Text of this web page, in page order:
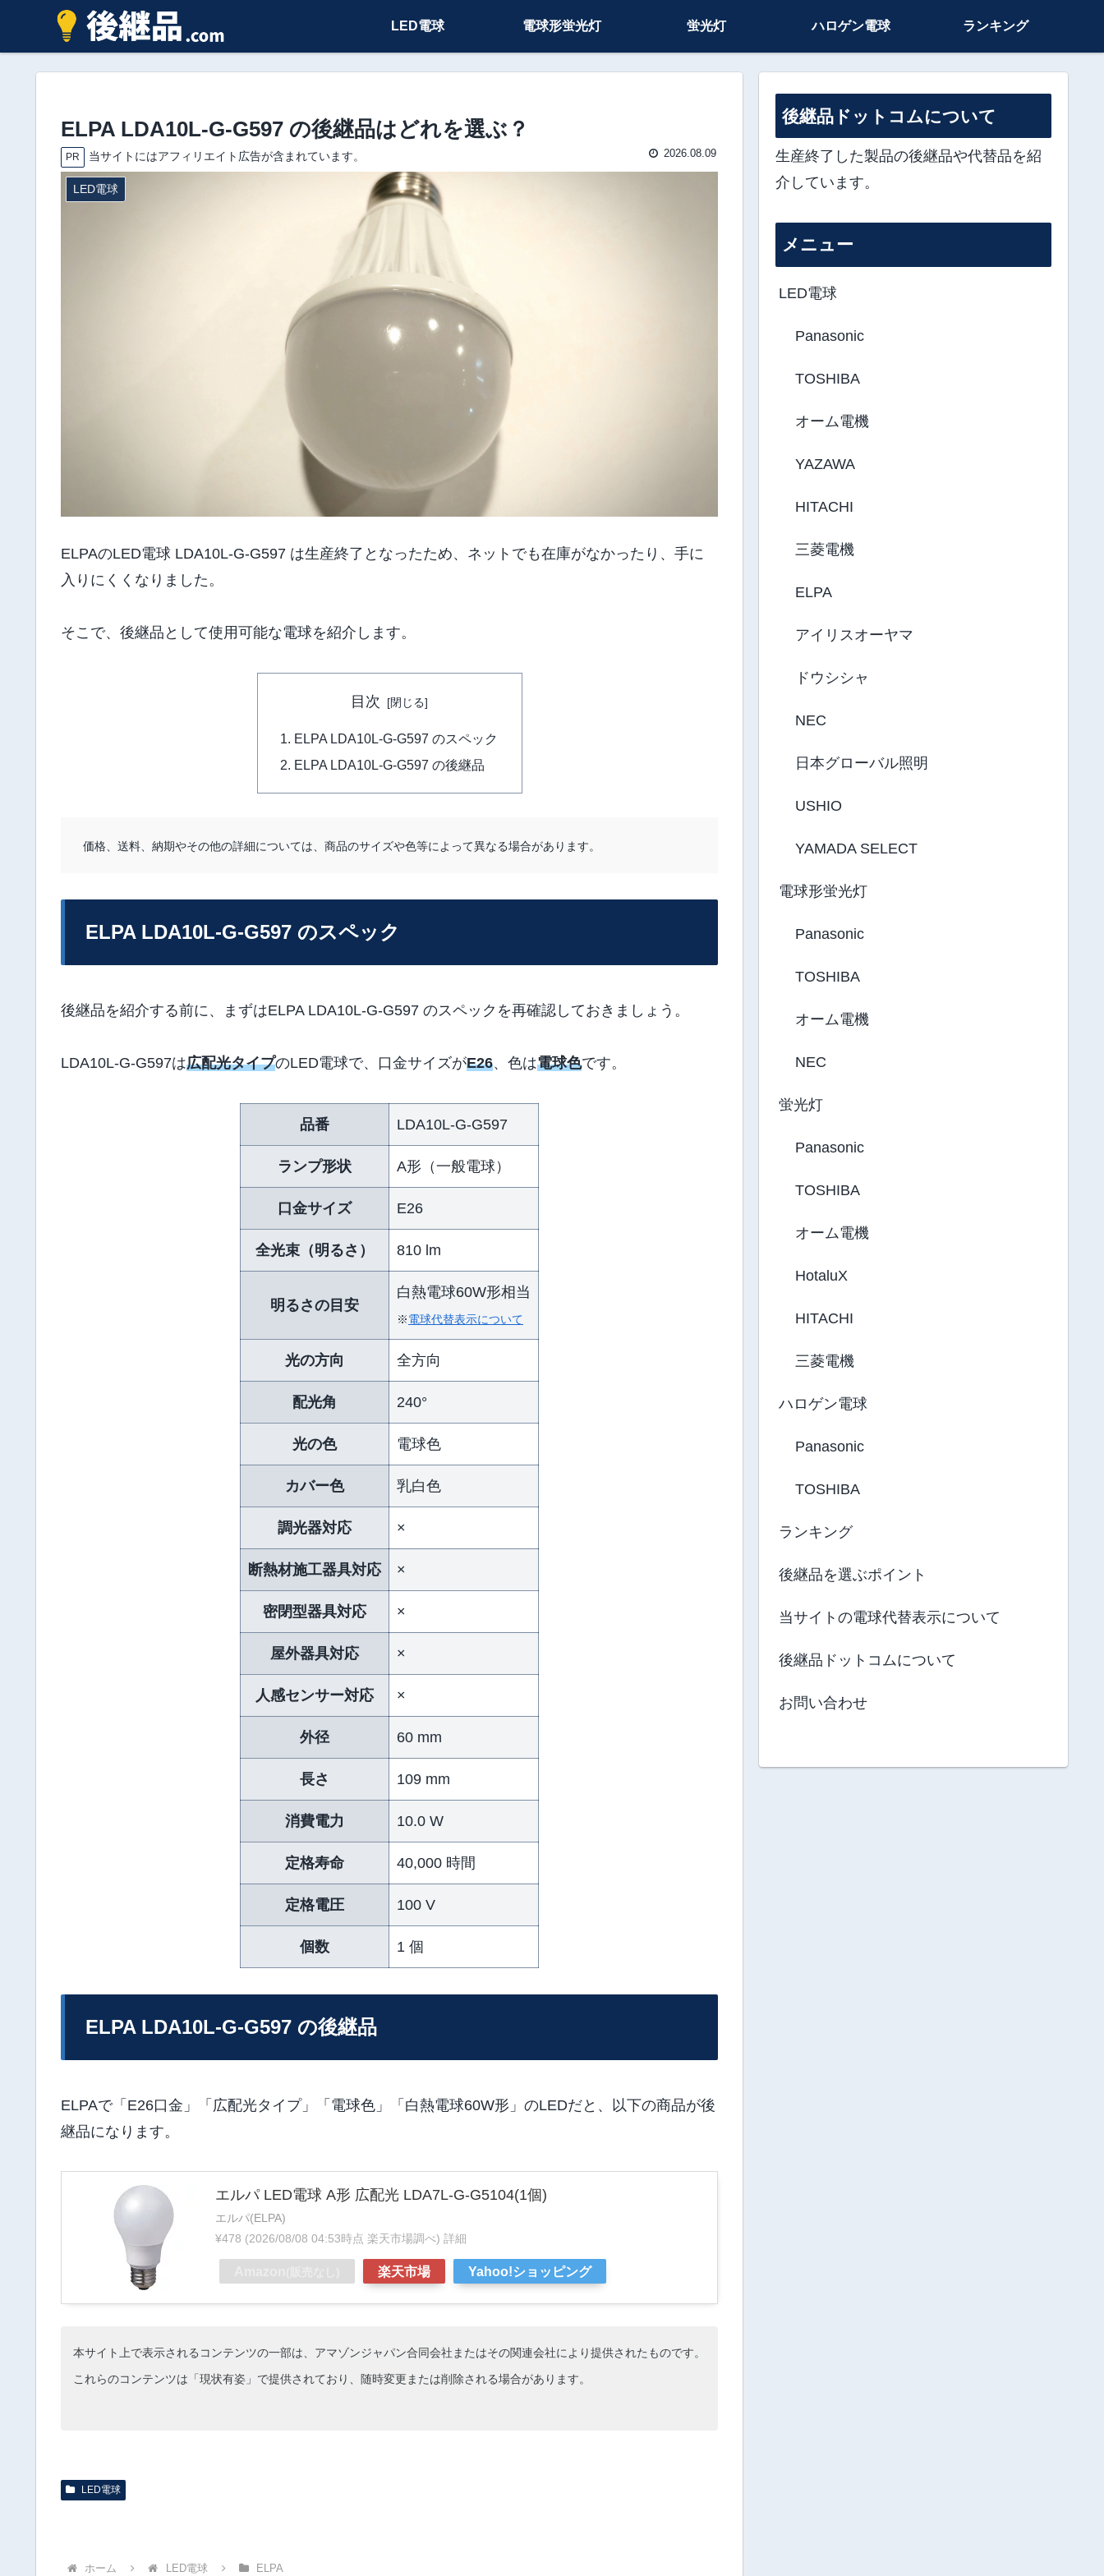
LED電球 電球形蛍光灯 蛍光灯 ハロゲン電球 ランキング
ELPA LDA10L-G-G597 の後継品はどれを選ぶ？
PR 当サイトにはアフィリエイト広告が含まれています。 2026.08.09
LED電球
ELPAのLED電球 LDA10L-G-G597 は生産終了となったため、ネットでも在庫がなかったり、手に
入りにくくなりました。
そこで、後継品として使用可能な電球を紹介します。
目次
ELPA LDA10L-G-G597 のスペック
ELPA LDA10L-G-G597 の後継品
価格、送料、納期やその他の詳細については、商品のサイズや色等によって異なる場合があります。
ELPA LDA10L-G-G597 のスペック
後継品を紹介する前に、まずはELPA LDA10L-G-G597 のスペックを再確認しておきましょう。
LDA10L-G-G597は広配光タイプのLED電球で、口金サイズがE26、色は電球色です。
品番 LDA10L-G-G597
ランプ形状 A形（一般電球）
口金サイズ E26
全光束（明るさ） 810 lm
明るさの目安
白熱電球60W形相当
※電球代替表示について
光の方向 全方向
配光角 240°
光の色 電球色
カバー色 乳白色
調光器対応 ×
断熱材施工器具対応 ×
密閉型器具対応 ×
屋外器具対応 ×
人感センサー対応 ×
外径 60 mm
長さ 109 mm
消費電力 10.0 W
定格寿命 40,000 時間
定格電圧 100 V
個数 1 個
ELPA LDA10L-G-G597 の後継品
ELPAで「E26口金」「広配光タイプ」「電球色」「白熱電球60W形」のLEDだと、以下の商品が後
継品になります。
エルパ LED電球 A形 広配光 LDA7L-G-G5104(1個)
エルパ(ELPA)
¥478 (2026/08/08 04:53時点 楽天市場調べ) 詳細
楽天市場 Yahoo!ショッピング
本サイト上で表示されるコンテンツの一部は、アマゾンジャパン合同会社またはその関連会社により提供されたものです。
これらのコンテンツは「現状有姿」で提供されており、随時変更または削除される場合があります。
LED電球
ホーム LED電球 ELPA
後継品ドットコムについて
生産終了した製品の後継品や代替品を紹
介しています。
メニュー
LED電球
Panasonic
TOSHIBA
オーム電機
YAZAWA
HITACHI
三菱電機
ELPA
アイリスオーヤマ
ドウシシャ
NEC
日本グローバル照明
USHIO
YAMADA SELECT
電球形蛍光灯
Panasonic
TOSHIBA
オーム電機
NEC
蛍光灯
Panasonic
TOSHIBA
オーム電機
HotaluX
HITACHI
三菱電機
ハロゲン電球
Panasonic
TOSHIBA
ランキング
後継品を選ぶポイント
当サイトの電球代替表示について
後継品ドットコムについて
お問い合わせ